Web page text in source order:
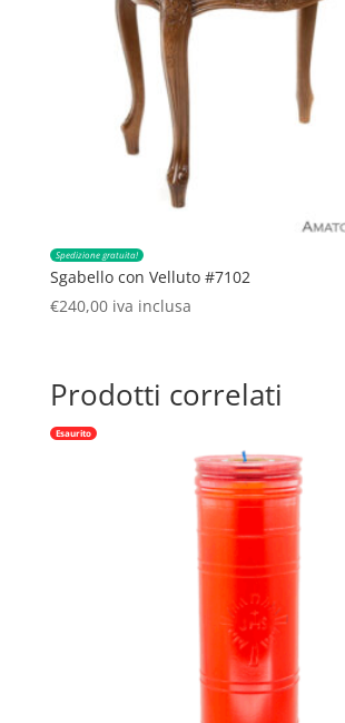
Spedizione gratuita!
Sgabello con Velluto #7102
€240,00 iva inclusa
Prodotti correlati
Esaurito